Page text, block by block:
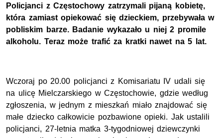
Policjanci z Częstochowy zatrzymali pijaną kobietę,
która zamiast opiekować się dzieckiem, przebywała w
pobliskim barze. Badanie wykazało u niej 2 promile
alkoholu. Teraz może trafić za kratki nawet na 5 lat.
Wczoraj po 20.00 policjanci z Komisariatu IV udali się
na ulicę Mielczarskiego w Częstochowie, gdzie według
zgłoszenia, w jednym z mieszkań miało znajdować się
małe dziecko całkowicie pozbawione opieki. Jak ustalili
policjanci, 27-letnia matka 3-tygodniowej dziewczynki